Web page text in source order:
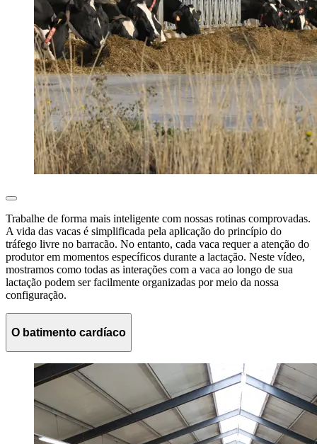
Trabalhe de forma mais inteligente com nossas rotinas comprovadas.
A vida das vacas é simplificada pela aplicação do princípio do
tráfego livre no barracão. No entanto, cada vaca requer a atenção do
produtor em momentos específicos durante a lactação. Neste vídeo,
mostramos como todas as interações com a vaca ao longo de sua
lactação podem ser facilmente organizadas por meio da nossa
configuração.
O batimento cardíaco